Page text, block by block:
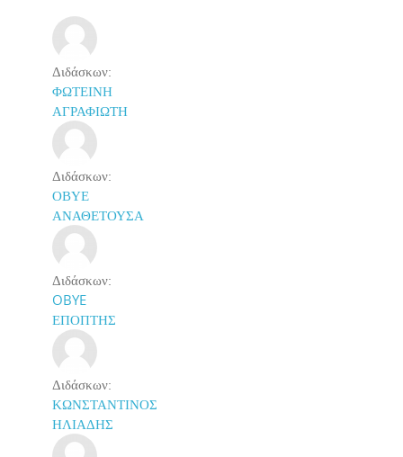
Διδάσκων:
ΦΩΤΕΙΝΗ
ΑΓΡΑΦΙΩΤΗ
Διδάσκων:
ΟΒΥΕ
ΑΝΑΘΕΤΟΥΣΑ
Διδάσκων:
OBYE
ΕΠΟΠΤΗΣ
Διδάσκων:
ΚΩΝΣΤΑΝΤΙΝΟΣ
ΗΛΙΑΔΗΣ